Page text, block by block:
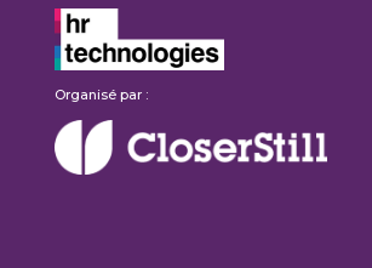
Organisé par :